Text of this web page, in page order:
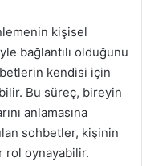
kişisel
bağlantılı olduğunu
kendisi için
Bu süreç, bireyin
anlamasına
sohbetler, kişinin
rol oynayabilir.